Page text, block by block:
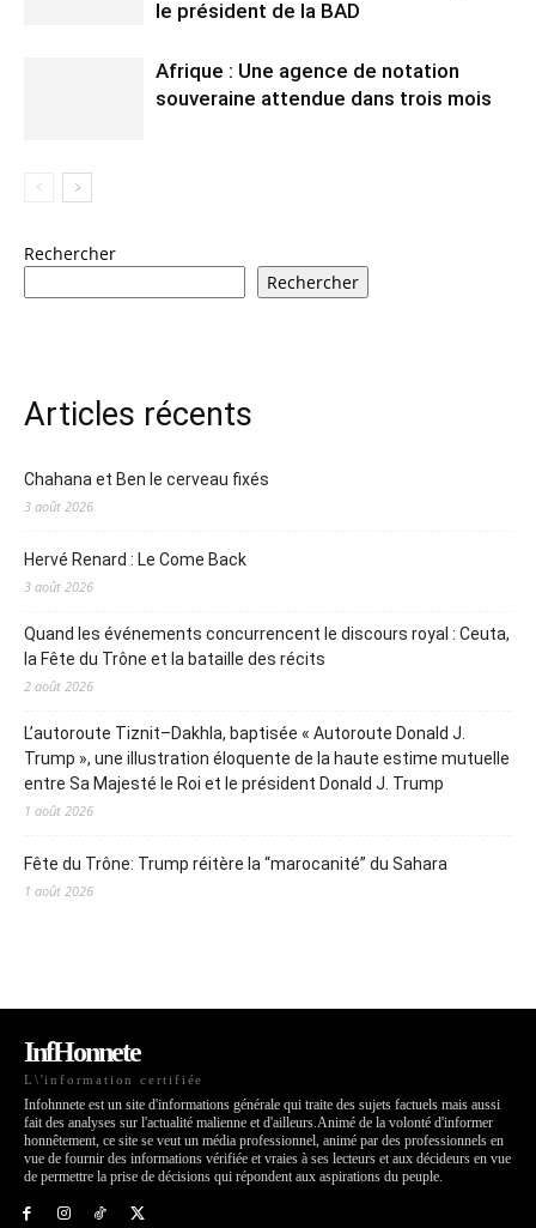
le président de la BAD
Afrique : Une agence de notation
souveraine attendue dans trois mois
Rechercher
Rechercher
Articles récents
Chahana et Ben le cerveau fixés
3 août 2026
Hervé Renard : Le Come Back
3 août 2026
Quand les événements concurrencent le discours royal : Ceuta,
la Fête du Trône et la bataille des récits
2 août 2026
L’autoroute Tiznit–Dakhla, baptisée « Autoroute Donald J.
Trump », une illustration éloquente de la haute estime mutuelle
entre Sa Majesté le Roi et le président Donald J. Trump
1 août 2026
Fête du Trône: Trump réitère la “marocanité” du Sahara
1 août 2026
InfHonnete
L\'information certifiée
Infohnnete est un site d'informations générale qui traite des sujets factuels mais aussi
fait des analyses sur l'actualité malienne et d'ailleurs.Animé de la volonté d'informer
honnêtement, ce site se veut un média professionnel, animé par des professionnels en
vue de fournir des informations vérifiée et vraies à ses lecteurs et aux décideurs en vue
de permettre la prise de décisions qui répondent aux aspirations du peuple.